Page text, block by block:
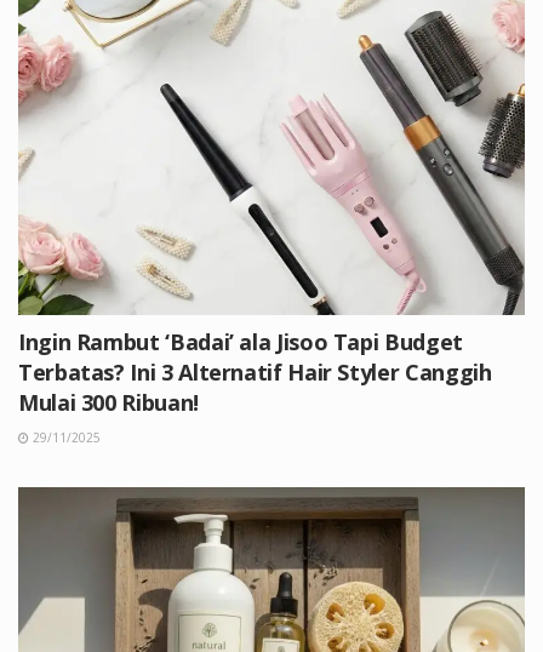
Ingin Rambut ‘Badai’ ala Jisoo Tapi Budget
Terbatas? Ini 3 Alternatif Hair Styler Canggih
Mulai 300 Ribuan!
29/11/2025